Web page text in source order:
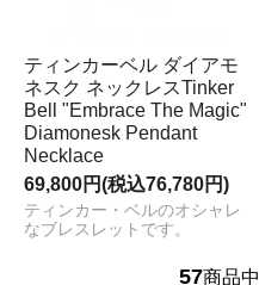
ティンカーベル ダイアモ
ネスク ネックレスTinker
Bell "Embrace The Magic"
Diamonesk Pendant
Necklace
69,800円(税込76,780円)
ティンカー・ベルのオシャレ
なブレスレットです。
57商品中